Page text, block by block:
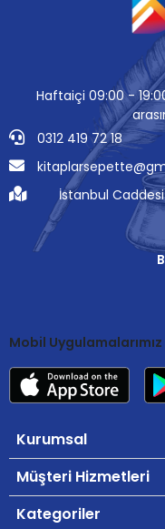
Haftaiçi 09:00 -
0312 419 72 18
İstanbul
Mobil Uygulamalarımız
Kurumsal
Müşteri Hizmetleri
Kategoriler